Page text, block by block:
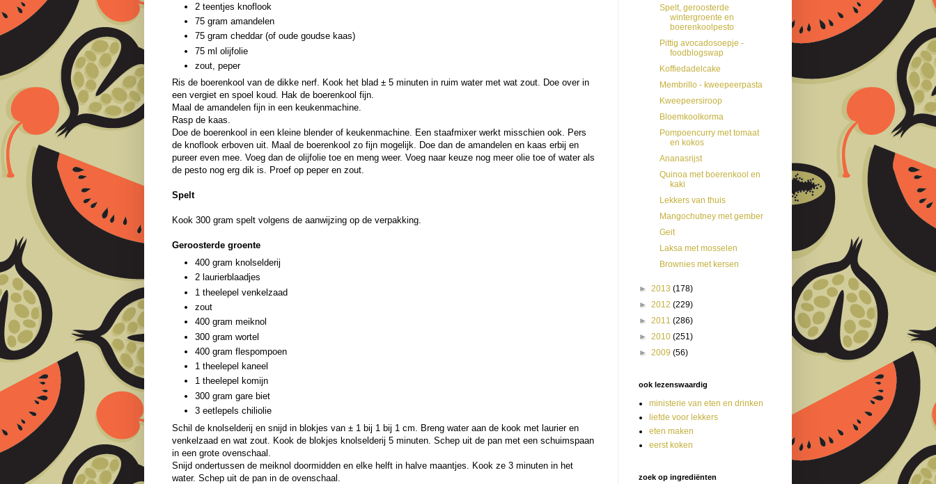
2 teentjes knoflook
75 gram amandelen
75 gram cheddar (of oude goudse kaas)
75 ml olijfolie
zout, peper
Ris de boerenkool van de dikke nerf. Kook het blad ± 5 minuten in ruim water met wat zout. Doe over in
een vergiet en spoel koud. Hak de boerenkool fijn.
Maal de amandelen fijn in een keukenmachine.
Rasp de kaas.
Doe de boerenkool in een kleine blender of keukenmachine. Een staafmixer werkt misschien ook. Pers
de knoflook erboven uit. Maal de boerenkool zo fijn mogelijk. Doe dan de amandelen en kaas erbij en
pureer even mee. Voeg dan de olijfolie toe en meng weer. Voeg naar keuze nog meer olie toe of water als
de pesto nog erg dik is. Proef op peper en zout.
Spelt
Kook 300 gram spelt volgens de aanwijzing op de verpakking.
Geroosterde groente
400 gram knolselderij
2 laurierblaadjes
1 theelepel venkelzaad
zout
400 gram meiknol
300 gram wortel
400 gram flespompoen
1 theelepel kaneel
1 theelepel komijn
300 gram gare biet
3 eetlepels chiliolie
Schil de knolselderij en snijd in blokjes van ± 1 bij 1 bij 1 cm. Breng water aan de kook met laurier en
venkelzaad en wat zout. Kook de blokjes knolselderij 5 minuten. Schep uit de pan met een schuimspaan
in een grote ovenschaal.
Snijd ondertussen de meiknol doormidden en elke helft in halve maantjes. Kook ze 3 minuten in het
water. Schep uit de pan in de ovenschaal.
Spelt, geroosterde
wintergroente en
boerenkoolpesto
Pittig avocadosoepje -
foodblogswap
Koffiedadelcake
Membrillo - kweepeerpasta
Kweepeersiroop
Bloemkoolkorma
Pompoencurry met tomaat
en kokos
Ananasrijst
Quinoa met boerenkool en
kaki
Lekkers van thuis
Mangochutney met gember
Geit
Laksa met mosselen
Brownies met kersen
► 2013 (178)
► 2012 (229)
► 2011 (286)
► 2010 (251)
► 2009 (56)
ook lezenswaardig
ministerie van eten en drinken
liefde voor lekkers
eten maken
eerst koken
zoek op ingrediënten